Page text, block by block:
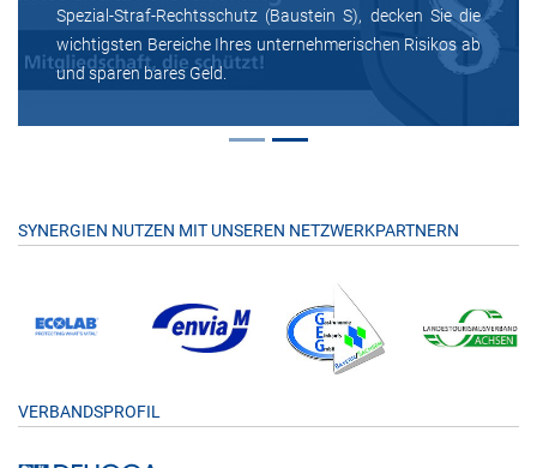
Spezial-Straf-Rechtsschutz (Baustein S), decken Sie die
wichtigsten Bereiche Ihres unternehmerischen Risikos ab
und sparen bares Geld.
SYNERGIEN NUTZEN MIT UNSEREN NETZWERKPARTNERN
VERBANDSPROFIL